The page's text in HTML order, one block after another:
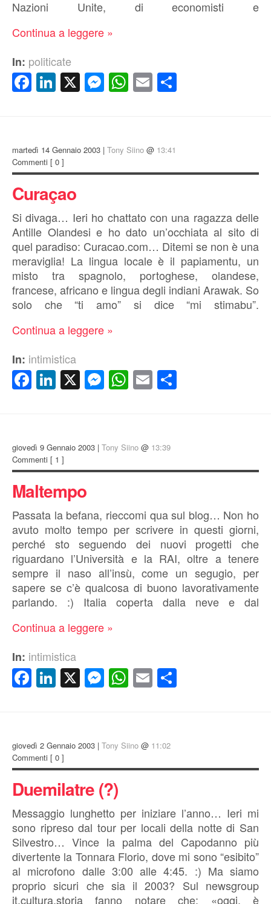
Nazioni Unite, di economisti e
Continua a leggere »
In: politicate
Facebook
LinkedIn
X Messenger
WhatsApp
Email
martedì 14 Gennaio 2003 | Tony Siino @ 13:41
Commenti [ 0 ]
Curaçao
Si divaga… Ieri ho chattato con una ragazza delle
Antille Olandesi e ho dato un’occhiata al sito di
quel paradiso: Curacao.com… Ditemi se non è una
meraviglia! La lingua locale è il papiamentu, un
misto tra spagnolo, portoghese, olandese,
francese, africano e lingua degli indiani Arawak. So
solo che “ti amo” si dice “mi stimabu”.
Continua a leggere »
In: intimistica
Facebook
LinkedIn
X Messenger
WhatsApp
Email
giovedì 9 Gennaio 2003 | Tony Siino @ 13:39
Commenti [ 1 ]
Maltempo
Passata la befana, rieccomi qua sul blog… Non ho
avuto molto tempo per scrivere in questi giorni,
perché sto seguendo dei nuovi progetti che
riguardano l’Università e la RAI, oltre a tenere
sempre il naso all’insù, come un segugio, per
sapere se c’è qualcosa di buono lavorativamente
parlando. :) Italia coperta dalla neve e dal
Continua a leggere »
In: intimistica
Facebook
LinkedIn
X Messenger
WhatsApp
Email
giovedì 2 Gennaio 2003 | Tony Siino @ 11:02
Commenti [ 0 ]
Duemilatre (?)
Messaggio lunghetto per iniziare l’anno… Ieri mi
sono ripreso dal tour per locali della notte di San
Silvestro… Vince la palma del Capodanno più
divertente la Tonnara Florio, dove mi sono “esibito”
al microfono dalle 3:00 alle 4:45. :) Ma siamo
proprio sicuri che sia il 2003? Sul newsgroup
it.cultura.storia fanno notare che: «oggi, è